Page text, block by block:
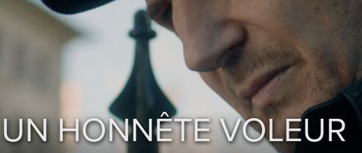
UN HONNÊTE VOLEUR